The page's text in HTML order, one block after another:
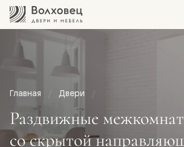
Главная Двери
Раздвижные
со скрытой